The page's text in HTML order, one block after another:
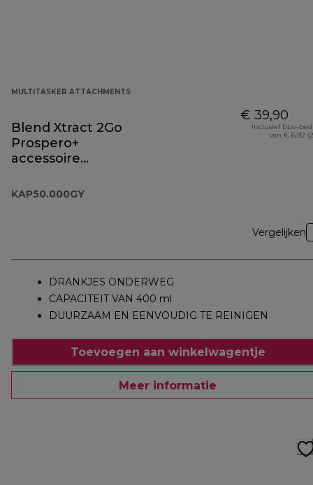
MULTITASKER ATTACHMENTS
Blend Xtract 2Go
Prospero+
accessoire
KAP50.000GY
€ 39,90
Inclusief btw-
van € 6,92
Vergelijken
DRANKJES ONDERWEG
CAPACITEIT VAN 400 ml
DUURZAAM EN EENVOUDIG TE REINIGEN
Toevoegen aan winkelwagentje
Meer informatie